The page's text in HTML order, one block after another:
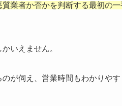
業者か否かを判断する最初の一
いえません。
が伺え、営業時間もわかりやす